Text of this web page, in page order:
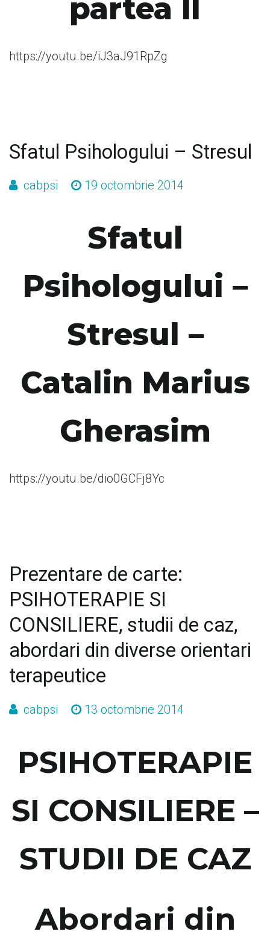
partea II
https://youtu.be/iJ3aJ91RpZg
Sfatul Psihologului – Stresul
cabpsi 19 octombrie 2014
Sfatul
Psihologului –
Stresul –
Catalin Marius
Gherasim
https://youtu.be/dio0GCFj8Yc
Prezentare de carte:
PSIHOTERAPIE SI
CONSILIERE, studii de caz,
abordari din diverse orientari
terapeutice
cabpsi 13 octombrie 2014
PSIHOTERAPIE
SI CONSILIERE –
STUDII DE CAZ
Abordari din